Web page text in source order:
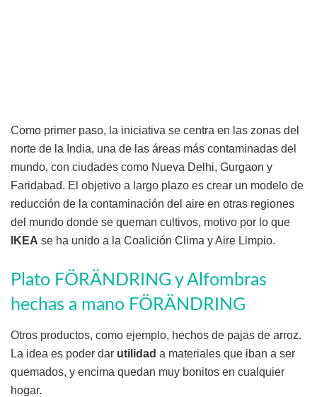
Como primer paso, la iniciativa se centra en las zonas del
norte de la India, una de las áreas más contaminadas del
mundo, con ciudades como Nueva Delhi, Gurgaon y
Faridabad. El objetivo a largo plazo es crear un modelo de
reducción de la contaminación del aire en otras regiones
del mundo donde se queman cultivos, motivo por lo que
IKEA se ha unido a la Coalición Clima y Aire Limpio.
Plato FÖRÄNDRING y Alfombras
hechas a mano FÖRÄNDRING
Otros productos, como ejemplo, hechos de pajas de arroz.
La idea es poder dar utilidad a materiales que iban a ser
quemados, y encima quedan muy bonitos en cualquier
hogar.